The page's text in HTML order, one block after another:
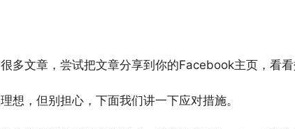
多文章，尝试把文章分享到你的Facebook主页，看看
想，但别担心，下面我们讲一下应对措施。